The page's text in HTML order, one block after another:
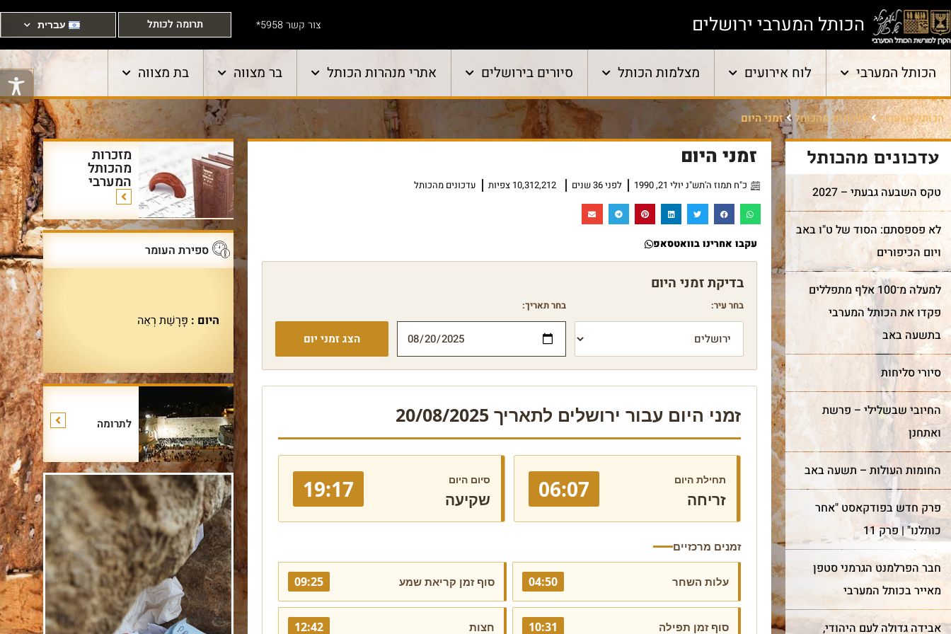
הכותל המערבי ירושלים צור קשר 5958* תרומה לכותל עברית
הכותל המערבי לוח אירועים מצלמות הכותל סיורים בירושלים אתרי מנהרות הכותל בר מצווה בת מצווה
הכותל המערבי עדכונים מהכותל זמני היום
עדכונים מהכותל
טקס השבעה גבעתי – 2027
לא פספסתם: הסוד של ט"ו באב
ויום הכיפורים
למעלה מ־100 אלף מתפללים
פקדו את הכותל המערבי
בתשעה באב
סיורי סליחות
החיובי שבשלילי – פרשת
ואתחנן
החומות העולות – תשעה באב
פרק חדש בפודקאסט "אחר
כותלנו" | פרק 11
חבר הפרלמנט הגרמני סטפן
מאייר בכותל המערבי
אבידה גדולה לעם היהודי,
זמני היום
כ"ח תמוז ה'תש"נ יולי 21, 1990 לפני 36 שנים 10,312,212 צפיות עדכונים מהכותל
עקבו אחרינו בוואטסאפ
בחר עיר: בחר תאריך:
הצג זמני יום
זמני היום עבור ירושלים לתאריך 20/08/2025
תחילת היום
זריחה 06:07 סיום היום
שקיעה 19:17
זמנים מרכזיים
עלות השחר 04:50 סוף זמן קריאת שמע 09:25
סוף זמן תפילה 10:31 חצות 12:42
מזכרות
מהכותל
המערבי
ספירת העומר
היום : פָּרָשַׁת רְאֵה
לתרומה